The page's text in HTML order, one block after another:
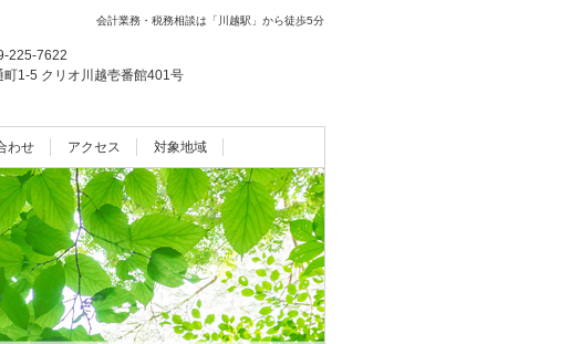
会計業務・税務相談は「川越駅」から徒歩5分
225-7622
1-5 クリオ川越壱番館401号
わせ アクセス 対象地域